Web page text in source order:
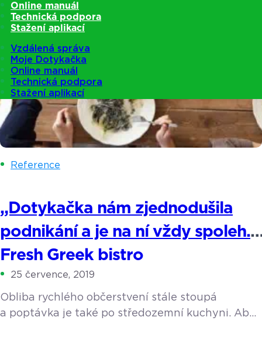
Online manuál
Technická podpora
Stažení aplikací
Vzdálená správa
Moje Dotykačka
Online manuál
Technická podpora
Stažení aplikací
Reference
„Dotykačka nám zjednodušila
podnikání a je na ní vždy spoleh.“
Fresh Greek bistro
25 července, 2019
Obliba rychlého občerstvení stále stoupá
a poptávka je také po středozemní kuchyni. Aby